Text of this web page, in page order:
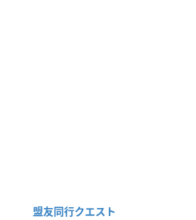
盟友同行クエスト